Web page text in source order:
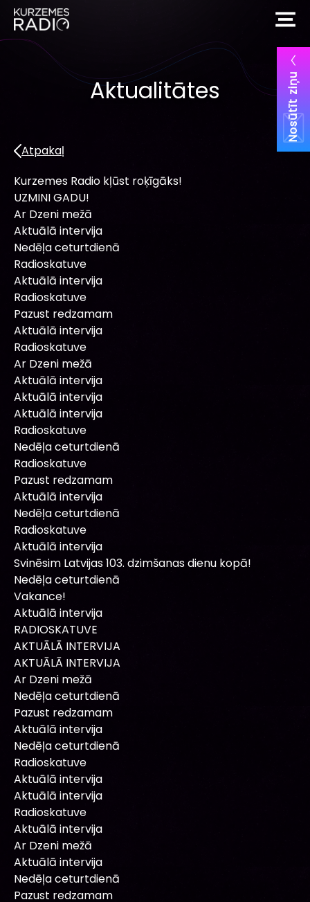
Nosūtīt ziņu
Aktualitātes
Atpakaļ
Kurzemes Radio kļūst roķīgāks!
UZMINI GADU!
Ar Dzeni mežā
Aktuālā intervija
Nedēļa ceturtdienā
Radioskatuve
Aktuālā intervija
Radioskatuve
Pazust redzamam
Aktuālā intervija
Radioskatuve
Ar Dzeni mežā
Aktuālā intervija
Aktuālā intervija
Aktuālā intervija
Radioskatuve
Nedēļa ceturtdienā
Radioskatuve
Pazust redzamam
Aktuālā intervija
Nedēļa ceturtdienā
Radioskatuve
Aktuālā intervija
Svinēsim Latvijas 103. dzimšanas dienu kopā!
Nedēļa ceturtdienā
Vakance!
Aktuālā intervija
RADIOSKATUVE
AKTUĀLĀ INTERVIJA
AKTUĀLĀ INTERVIJA
Ar Dzeni mežā
Nedēļa ceturtdienā
Pazust redzamam
Aktuālā intervija
Nedēļa ceturtdienā
Radioskatuve
Aktuālā intervija
Aktuālā intervija
Radioskatuve
Aktuālā intervija
Ar Dzeni mežā
Aktuālā intervija
Nedēļa ceturtdienā
Pazust redzamam